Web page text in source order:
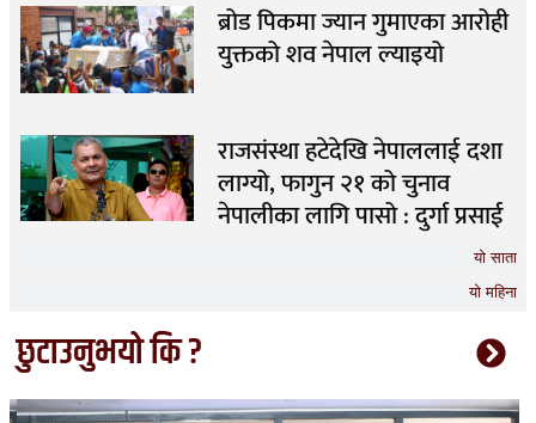
यो साता
यो महिना
ब्रोड पिकमा ज्यान गुमाएका आरोही
युक्तको शव नेपाल ल्याइयो
राजसंस्था हटेदेखि नेपाललाई दशा
लाग्यो, फागुन २१ को चुनाव
नेपालीका लागि पासो : दुर्गा प्रसाई
छुटाउनुभयो कि ?